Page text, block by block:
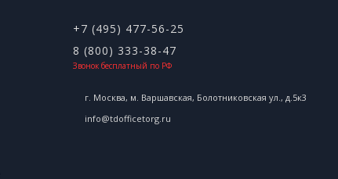
+7 (495) 477-56-25
8 (800) 333-38-47
Звонок бесплатный по РФ
г. Москва, м. Варшавская, Болотниковская ул., д.5к3
info@tdofficetorg.ru